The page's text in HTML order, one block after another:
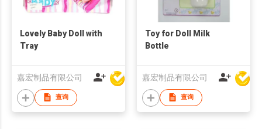
Lovely Baby Doll with
Tray
嘉宏制品有限公司
查询
Toy for Doll Milk
Bottle
嘉宏制品有限公司
查询